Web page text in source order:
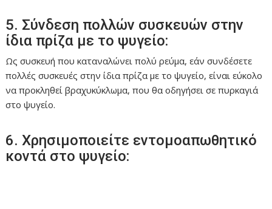
5. Σύνδεση πολλών συσκευών στην
ίδια πρίζα με το ψυγείο:
Ως συσκευή που καταναλώνει πολύ ρεύμα, εάν συνδέσετε
πολλές συσκευές στην ίδια πρίζα με το ψυγείο, είναι εύκολο
να προκληθεί βραχυκύκλωμα, που θα οδηγήσει σε πυρκαγιά
στο ψυγείο.
6. Χρησιμοποιείτε εντομοαπωθητικό
κοντά στο ψυγείο: